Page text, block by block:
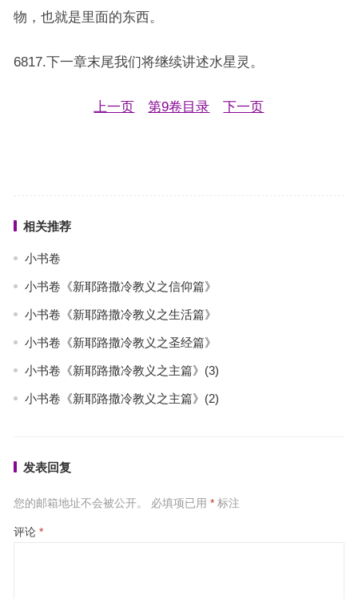
物，也就是里面的东西。
6817.下一章末尾我们将继续讲述水星灵。
上一页 第9卷目录 下一页
相关推荐
小书卷
小书卷《新耶路撒冷教义之信仰篇》
小书卷《新耶路撒冷教义之生活篇》
小书卷《新耶路撒冷教义之圣经篇》
小书卷《新耶路撒冷教义之主篇》(3)
小书卷《新耶路撒冷教义之主篇》(2)
发表回复
您的邮箱地址不会被公开。 必填项已用 *标注
评论 *